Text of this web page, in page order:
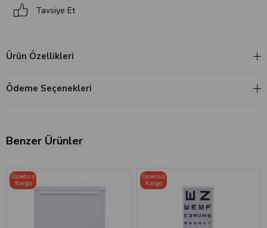
Tavsiye Et
Ürün Özellikleri
Ödeme Seçenekleri
Benzer Ürünler
Ücretsiz
Kargo
Ücretsiz
Kargo